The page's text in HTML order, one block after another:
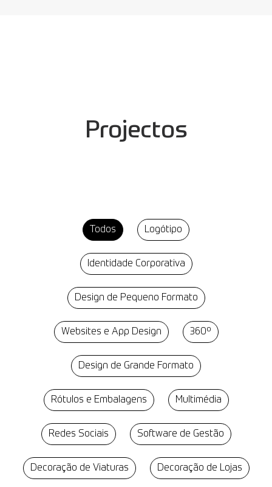
Projectos
Todos Logótipo
Identidade Corporativa
Design de Pequeno Formato
Websites e App Design 360º
Design de Grande Formato
Rótulos e Embalagens Multimédia
Redes Sociais Software de Gestão
Decoração de Viaturas Decoração de Lojas